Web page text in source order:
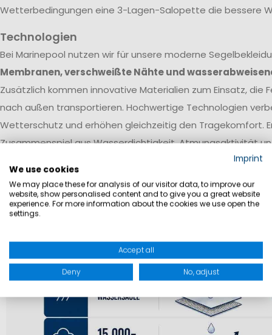
Wetterbedingungen eine 3-Lagen-Salopette die bessere
Technologien
Bei Marinepool nutzen wir für unsere moderne
Membranen, verschweißte Nähte und
Zusätzlich kommen innovative Materialien zum Einsatz, die
nach außen transportieren. Hochwertige Technologien
Wetterschutz und erhöhen gleichzeitig den Tragekomfort.
Zusammenspiel aus Wasserdichtigkeit, Atmungsaktivität
Imprint
We use cookies
We may place these for analysis of our visitor data, to improve our
website, show personalised content and to give you a great website
experience. For more information about the cookies we use open the
settings.
Accept all
Deny No, adjust